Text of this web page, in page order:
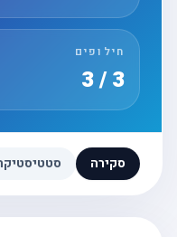
חילופים
3 / 3
סקירה סטטיסטיקה